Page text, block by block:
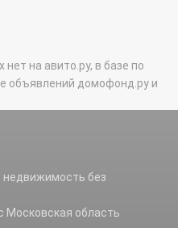
на авито.ру, в базе по
объявлений домофонд.ру и
недвижимость без
Московская область